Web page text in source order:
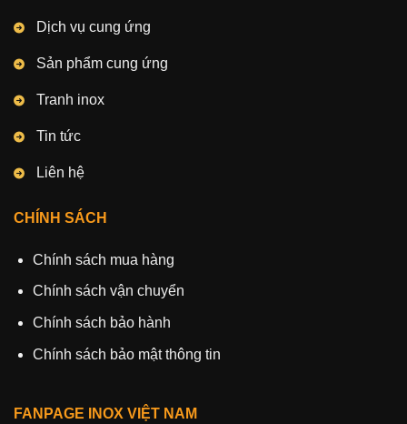
Dịch vụ cung ứng
Sản phẩm cung ứng
Tranh inox
Tin tức
Liên hệ
CHÍNH SÁCH
Chính sách mua hàng
Chính sách vận chuyển
Chính sách bảo hành
Chính sách bảo mật thông tin
FANPAGE INOX VIỆT NAM